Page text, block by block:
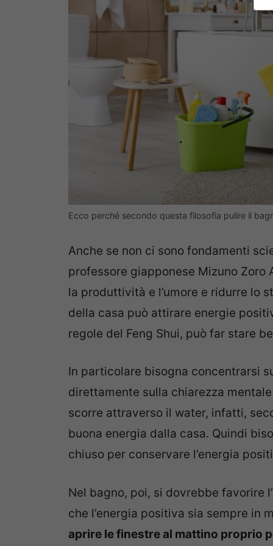
Ecco perché secondo questa filosofia pulire il
Anche se non ci sono fondamenti
professore giapponese Mizuno
la produttività e l’umore e ridurre lo
della casa può attirare energie
regole del Feng Shui, può far stare
In particolare bisogna concentrarsi
direttamente sulla chiarezza
scorre attraverso il water, infatti,
buona energia dalla casa. Quindi
chiuso per conservare l’energia
Nel bagno, poi, si dovrebbe favorire
che l’energia positiva sia sempre in
aprire le finestre al mattino proprio